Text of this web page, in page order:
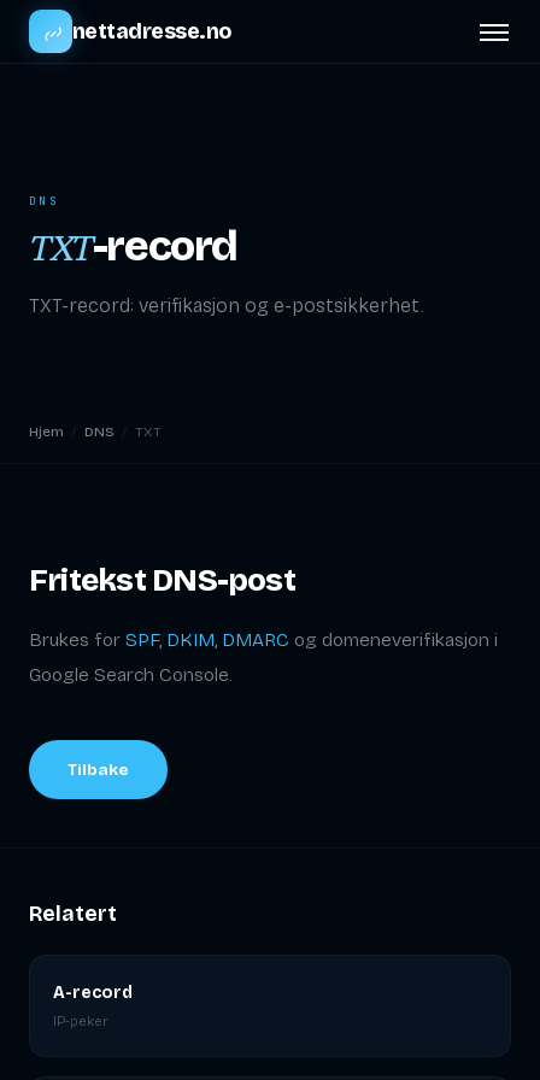
nettadresse.no
DNS
TXT-record
TXT-record: verifikasjon og e-postsikkerhet.
Hjem DNS TXT
Fritekst DNS-post
Brukes for SPF, DKIM, DMARC og domeneverifikasjon i
Google Search Console.
Tilbake
Relatert
A-record
IP-peker